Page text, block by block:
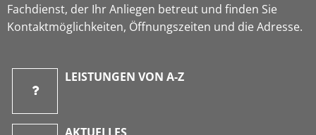
Fachdienst, der Ihr Anliegen betreut und finden Sie
Kontaktmöglichkeiten, Öffnungszeiten und die Adresse.
LEISTUNGEN VON A-Z